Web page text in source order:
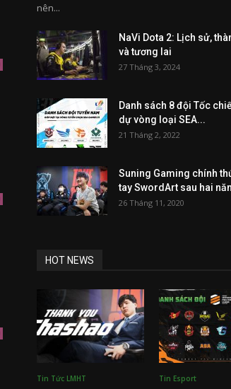
nên...
NaVi Dota 2: Lịch sử,
và tương lai
27 Tháng 3, 2024
Danh sách 8 đội Tốc
dự vòng loại SEA...
21 Tháng 2, 2022
Suning Gaming chính
tay SwordArt sau hai
26 Tháng 11, 2020
HOT NEWS
Tin Tức LMHT Tin Esport